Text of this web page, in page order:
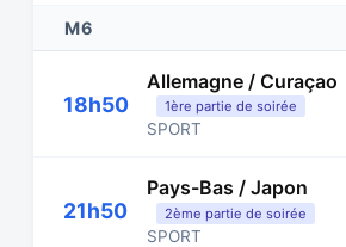
M6
18h50
Allemagne / Curaçao
1ère partie de soirée
SPORT
21h50
Pays-Bas / Japon
2ème partie de soirée
SPORT